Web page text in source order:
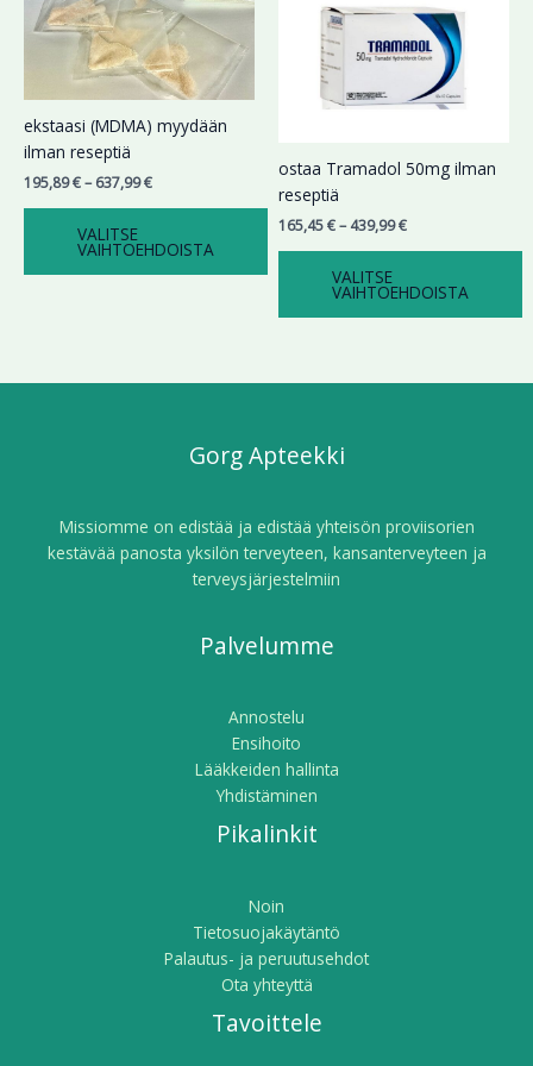
ekstaasi (MDMA) myydään
ilman reseptiä
195,89€– 637,99€
-
637,99 €
VALITSE
VAIHTOEHDOISTA
tuotteella
on
useampi
muunnelma.
tehdä
valinnat
tuotteen
ostaa Tramadol 50mg ilman
reseptiä
165,45€– 439,99€
439,99 €
VALITSE
VAIHTOEHDOISTA
tuotteella
useampi
muunnelma.
valinnat
tuotteen
sivulla.
Gorg Apteekki
Missiomme on edistää ja edistää yhteisön proviisorien
kestävää panosta yksilön terveyteen, kansanterveyteen ja
terveysjärjestelmiin
Palvelumme
Annostelu
Ensihoito
Lääkkeiden hallinta
Yhdistäminen
Pikalinkit
Noin
Tietosuojakäytäntö
Palautus- ja peruutusehdot
Ota yhteyttä
Tavoittele